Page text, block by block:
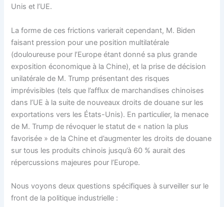
Unis et l’UE.
La forme de ces frictions varierait cependant, M. Biden
faisant pression pour une position multilatérale
(douloureuse pour l’Europe étant donné sa plus grande
exposition économique à la Chine), et la prise de décision
unilatérale de M. Trump présentant des risques
imprévisibles (tels que l’afflux de marchandises chinoises
dans l’UE à la suite de nouveaux droits de douane sur les
exportations vers les États-Unis). En particulier, la menace
de M. Trump de révoquer le statut de « nation la plus
favorisée » de la Chine et d’augmenter les droits de douane
sur tous les produits chinois jusqu’à 60 % aurait des
répercussions majeures pour l’Europe.
Nous voyons deux questions spécifiques à surveiller sur le
front de la politique industrielle :